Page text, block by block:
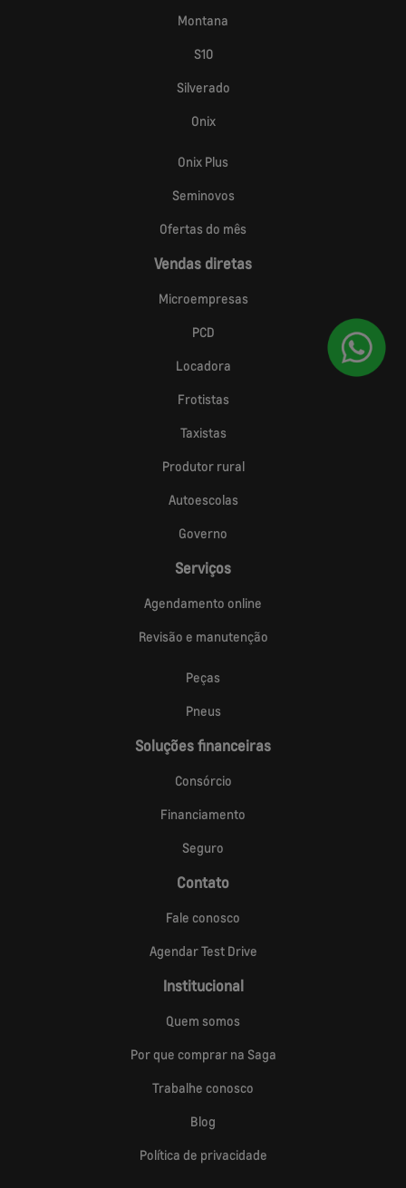
Montana
S10
Silverado
Onix
Onix Plus
Seminovos
Ofertas do mês
Vendas diretas
Microempresas
PCD
Locadora
Frotistas
Taxistas
Produtor rural
Autoescolas
Governo
Serviços
Agendamento online
Revisão e manutenção
Peças
Pneus
Soluções financeiras
Consórcio
Financiamento
Seguro
Contato
Fale conosco
Agendar Test Drive
Institucional
Quem somos
Por que comprar na Saga
Trabalhe conosco
Blog
Política de privacidade